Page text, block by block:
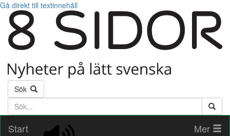
Gå direkt till textinnehåll
Sök
Söktext
Start
Mer